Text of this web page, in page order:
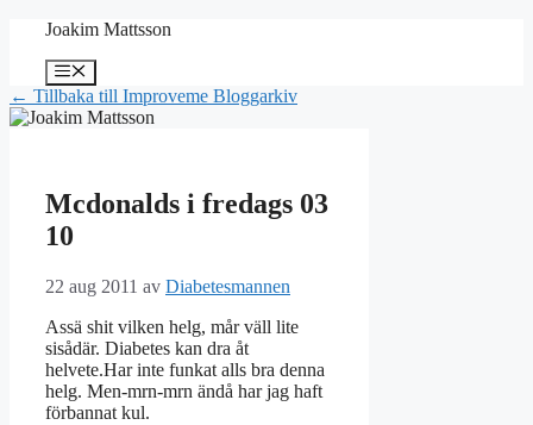
Hoppa
innehåll
Joakim Mattsson
Meny
← Tillbaka till Improveme Bloggarkiv
Mcdonalds i fredags 03
10
22 aug 2011 av Diabetesmannen
Assä shit vilken helg, mår väll lite
sisådär. Diabetes kan dra åt
helvete.Har inte funkat alls bra denna
helg. Men-mrn-mrn ändå har jag haft
förbannat kul.